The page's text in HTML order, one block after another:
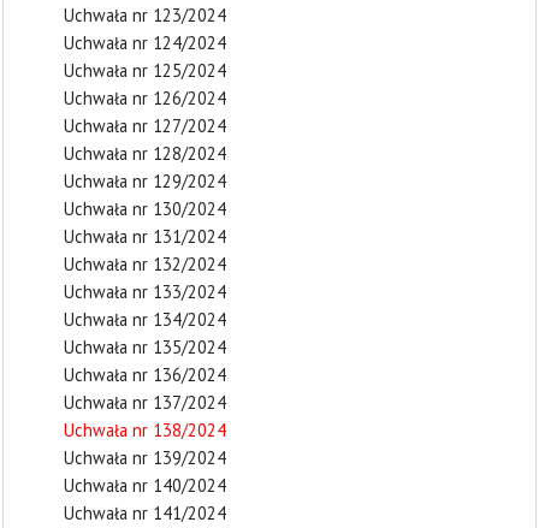
Uchwała nr 123/2024
Uchwała nr 124/2024
Uchwała nr 125/2024
Uchwała nr 126/2024
Uchwała nr 127/2024
Uchwała nr 128/2024
Uchwała nr 129/2024
Uchwała nr 130/2024
Uchwała nr 131/2024
Uchwała nr 132/2024
Uchwała nr 133/2024
Uchwała nr 134/2024
Uchwała nr 135/2024
Uchwała nr 136/2024
Uchwała nr 137/2024
Uchwała nr 138/2024
Uchwała nr 139/2024
Uchwała nr 140/2024
Uchwała nr 141/2024